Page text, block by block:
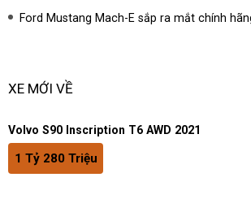
Ford Mustang Mach-E sắp ra mắt chính
XE MỚI VỀ
Volvo S90 Inscription T6 AWD 2021
1 Tỷ 280 Triệu